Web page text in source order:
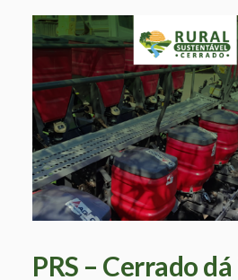
SEARCH
PRS – Cerrado